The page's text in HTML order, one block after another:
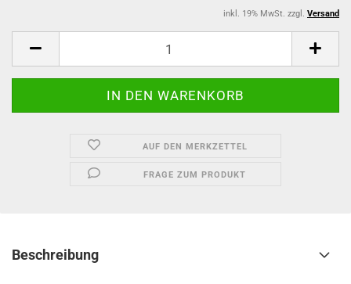
inkl. 19% MwSt. zzgl. Versand
AUF DEN MERKZETTEL
FRAGE ZUM PRODUKT
Beschreibung